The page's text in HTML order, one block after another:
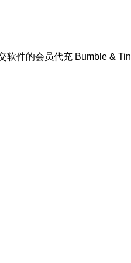
件的会员代充 Bumble &